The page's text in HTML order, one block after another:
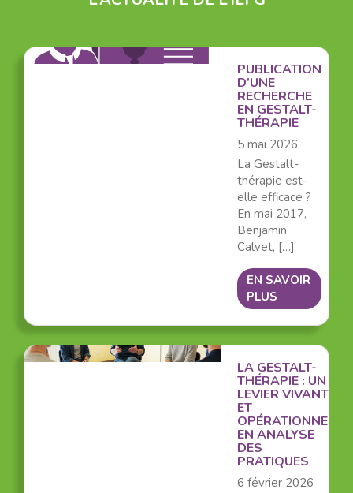
PUBLICATION
D’UNE
RECHERCHE
EN GESTALT-
THÉRAPIE
5 mai 2026
La Gestalt-
thérapie est-
elle efficace ?
En mai 2017,
Benjamin
Calvet, […]
EN SAVOIR
PLUS
LA GESTALT-
THÉRAPIE : UN
LEVIER VIVANT
ET
OPÉRATIONNEL
EN ANALYSE
DES
PRATIQUES
6 février 2026